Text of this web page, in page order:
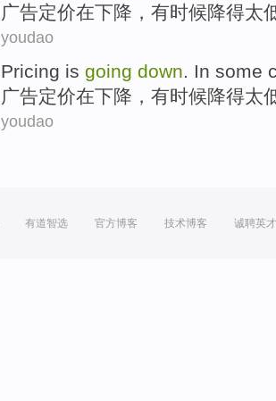
广告定价在下降 ， 有时候降得太
youdao
Pricing is going down In some
广告定价在下降 ， 有时候降得太
youdao
有道智选 官方博客 技术博客 诚聘英才